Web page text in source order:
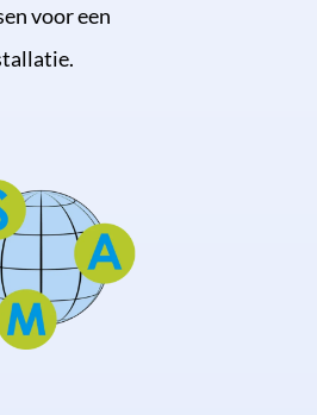
voor een